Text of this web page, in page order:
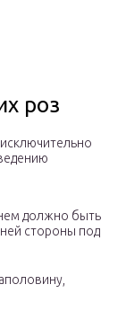
роз
должно быть
стороны под